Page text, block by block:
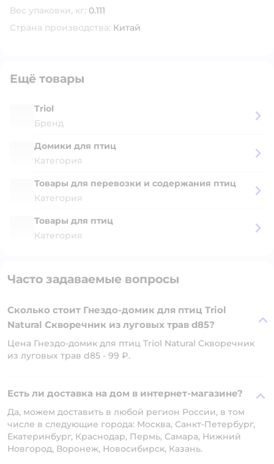
Вес упаковки, кг: 0.111
Страна производства: Китай
Ещё товары
Triol
Бренд
Домики для птиц
Категория
Товары для перевозки и содержания птиц
Категория
Товары для птиц
Категория
Часто задаваемые вопросы
Сколько стоит Гнездо-домик для птиц Triol
Natural Скворечник из луговых трав d85?
Цена Гнездо-домик для птиц Triol Natural Скворечник
из луговых трав d85 - 99 ₽.
Есть ли доставка на дом в интернет-магазине?
Да, можем доставить в любой регион России, в том
числе в следующие города: Москва, Санкт-Петербург,
Екатеринбург, Краснодар, Пермь, Самара, Нижний
Новгород, Воронеж, Новосибирск, Казань.